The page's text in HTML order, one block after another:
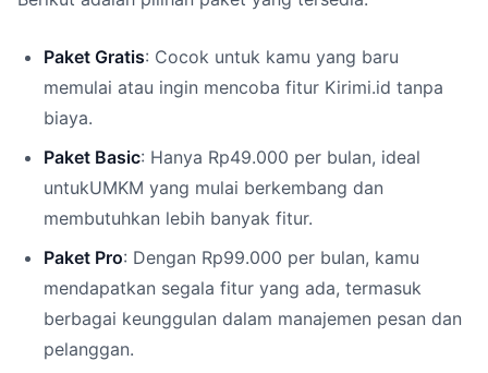
Paket Gratis: Cocok untuk kamu yang baru
memulai atau ingin mencoba fitur Kirimi.id tanpa
biaya.
Paket Basic: Hanya Rp49.000 per bulan, ideal
untukUMKM yang mulai berkembang dan
membutuhkan lebih banyak fitur.
Paket Pro: Dengan Rp99.000 per bulan, kamu
mendapatkan segala fitur yang ada, termasuk
berbagai keunggulan dalam manajemen pesan dan
pelanggan.